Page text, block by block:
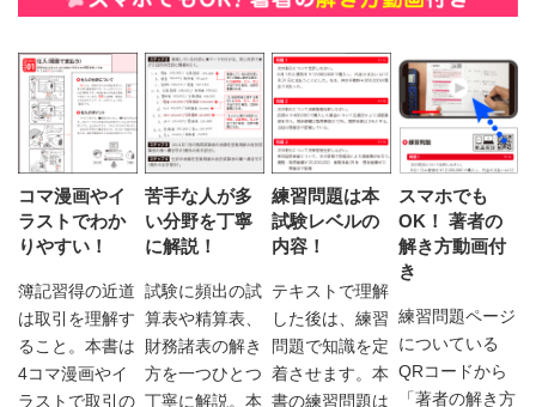
コマ漫画やイ
ラストでわか
りやすい！
簿記習得の近道
は取引を理解す
ること。本書は
4コマ漫画やイ
ラストで取引の
苦手な人が多
い分野を丁寧
に解説！
試験に頻出の試
算表や精算表、
財務諸表の解き
方を一つひとつ
丁寧に解説。本
練習問題は本
試験レベルの
内容！
テキストで理解
した後は、練習
問題で知識を定
着させます。本
書の練習問題は
スマホでも
OK！ 著者の
解き方動画付
き
練習問題ページ
についている
QRコードから
「著者の解き方